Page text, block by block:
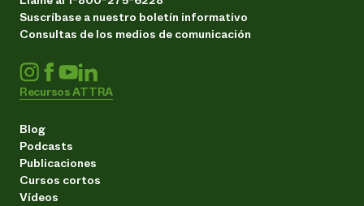
Suscríbase a nuestro boletín informativo
Consultas de los medios de comunicación
Recursos ATTRA
Blog
Podcasts
Publicaciones
Cursos cortos
Vídeos